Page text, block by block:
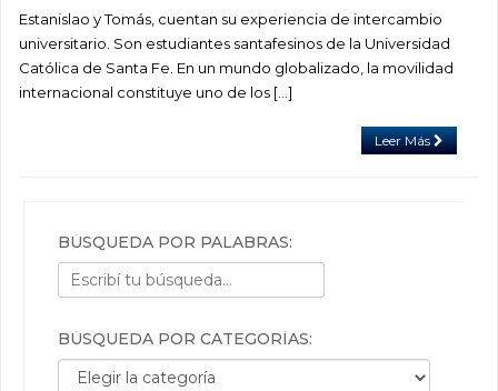
Estanislao y Tomás, cuentan su experiencia de intercambio
universitario. Son estudiantes santafesinos de la Universidad
Católica de Santa Fe. En un mundo globalizado, la movilidad
internacional constituye uno de los […]
Leer Más
BÚSQUEDA POR PALABRAS:
BÚSQUEDA POR CATEGORÍAS:
Búsqueda por categorías: